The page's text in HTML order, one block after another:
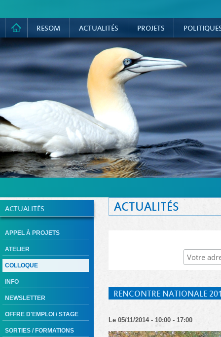
RESOM ACTUALITÉS PROJETS
ACTUALITÉS
APPEL À PROJETS
ATELIER
COLLOQUE
INFO
NEWSLETTER
OFFRE D'EMPLOI / STAGE
SORTIES / FORMATIONS
ACTUALITÉS
RENCONTRE NATIONALE
Le 05/11/2014 - 10:00 - 17:00